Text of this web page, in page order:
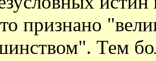
признано
Тем